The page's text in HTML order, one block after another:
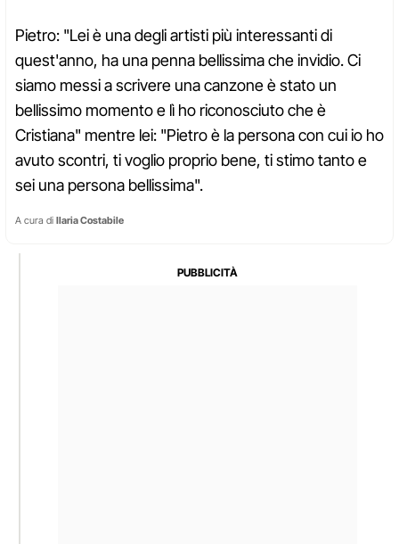
Pietro: "Lei è una degli artisti più interessanti di
quest'anno, ha una penna bellissima che invidio. Ci
siamo messi a scrivere una canzone è stato un
bellissimo momento e lì ho riconosciuto che è
Cristiana" mentre lei: "Pietro è la persona con cui io ho
avuto scontri, ti voglio proprio bene, ti stimo tanto e
sei una persona bellissima".
A cura di Ilaria Costabile